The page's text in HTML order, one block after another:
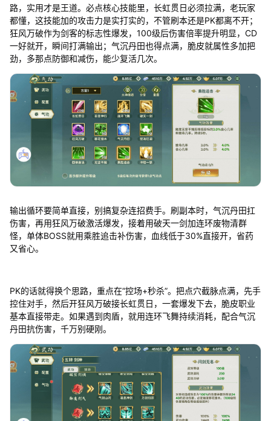
路，实用才是王道。必点核心技能里，长虹贯日必须拉满，老玩家
都懂，这技能加的攻击力是实打实的，不管刷本还是PK都离不开；
狂风万破作为剑客的标志性爆发，100级后伤害倍率提升明显，CD
一好就开，瞬间打满输出；气沉丹田也得点满，脆皮就属性多加把
劲，多那点防御和减伤，能少复活几次。
输出循环要简单直接，别搞复杂连招费手。刷副本时，气沉丹田扛
伤害，再用狂风万破激活爆发，接着用破天一剑加连环废物清群
怪，单体BOSS就用乘胜追击补伤害，血线低于30%直接开，省药
又省心。
PK的话就得换个思路，重点在“控场+秒杀”。把点穴截脉点满，先手
控住对手，然后开狂风万破接长虹贯日，一套爆发下去，脆皮职业
基本直接带走。如果遇到肉盾，就用连环飞舞持续消耗，配合气沉
丹田抗伤害，千万别硬刚。